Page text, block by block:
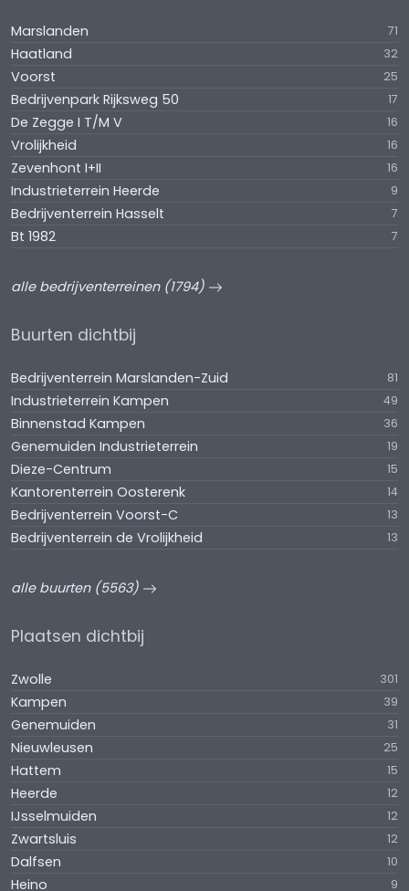
Marslanden 71
Haatland 32
Voorst 25
Bedrijvenpark Rijksweg 50 17
De Zegge I T/M V 16
Vrolijkheid 16
Zevenhont I+II 16
Industrieterrein Heerde 9
Bedrijventerrein Hasselt 7
Bt 1982 7
alle bedrijventerreinen (1794)
Buurten dichtbij
Bedrijventerrein Marslanden-Zuid 81
Industrieterrein Kampen 49
Binnenstad Kampen 36
Genemuiden Industrieterrein 19
Dieze-Centrum 15
Kantorenterrein Oosterenk 14
Bedrijventerrein Voorst-C 13
Bedrijventerrein de Vrolijkheid 13
alle buurten (5563)
Plaatsen dichtbij
Zwolle 301
Kampen 39
Genemuiden 31
Nieuwleusen 25
Hattem 15
Heerde 12
IJsselmuiden 12
Zwartsluis 12
Dalfsen 10
Heino 9